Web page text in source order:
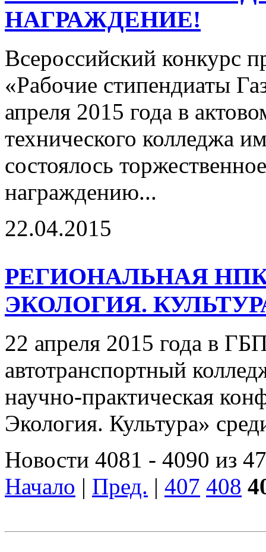
НАГРАЖДЕНИЕ!
Всероссийский конкурс
«Рабочие стипендиаты
апреля 2015 года в
технического колледжа
состоялось
награждению...
22.04.2015
РЕГИОНАЛЬНАЯ
ЭКОЛОГИЯ.
22 апреля 2015 года в
автотранспортный
научно-практическая
Экология. Культура»
Новости 4081 - 4090 из
Начало | Пред. | 407 408